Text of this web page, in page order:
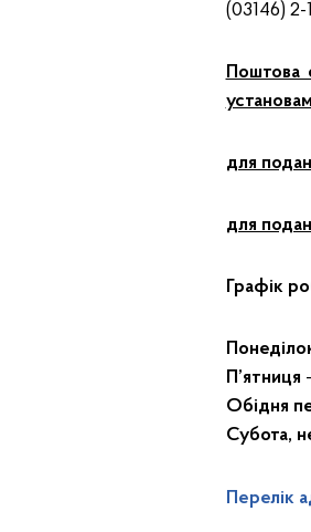
(03146) 2-
Поштова
для
для
Графік
П’ятниця
Обідня
Субота,
Перелік